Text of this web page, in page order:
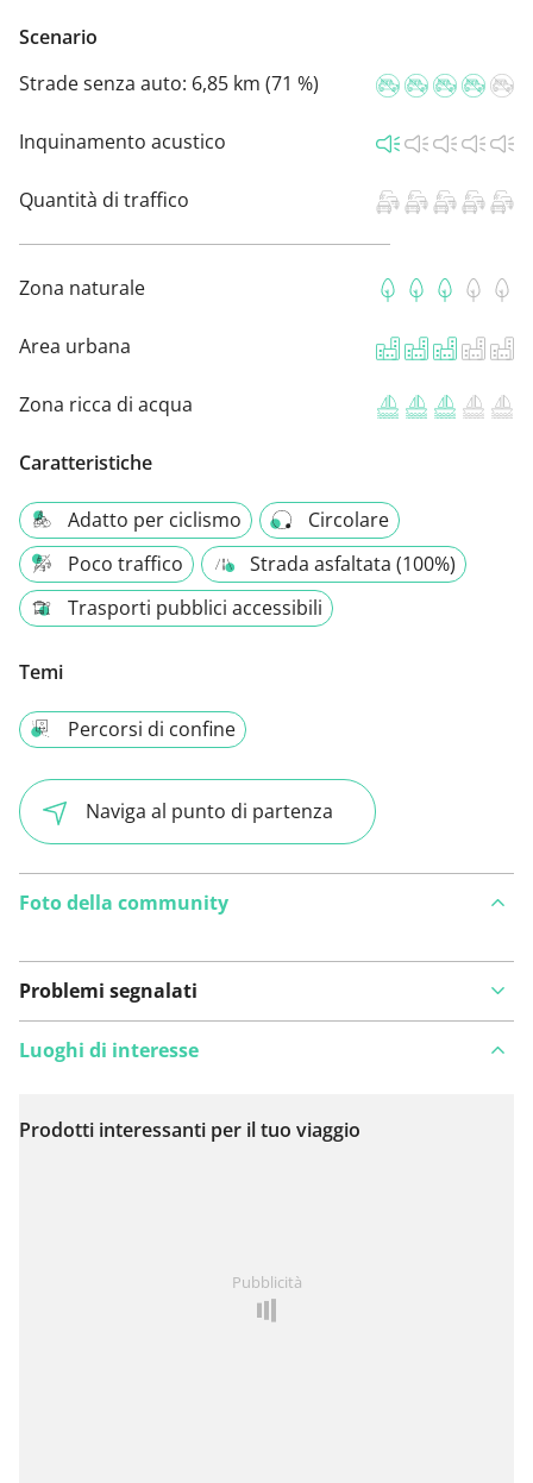
Scenario
Strade senza auto: 6,85 km (71 %)
Inquinamento acustico
Quantità di traffico
Zona naturale
Area urbana
Zona ricca di acqua
Caratteristiche
Adatto per ciclismo
Circolare
Poco traffico
Strada asfaltata (100%)
Trasporti pubblici accessibili
Temi
Percorsi di confine
Naviga al punto di partenza
Foto della community
Problemi segnalati
Visualizza sulla mappa
Luoghi di interesse
Prodotti interessanti per il tuo viaggio
Pubblicità